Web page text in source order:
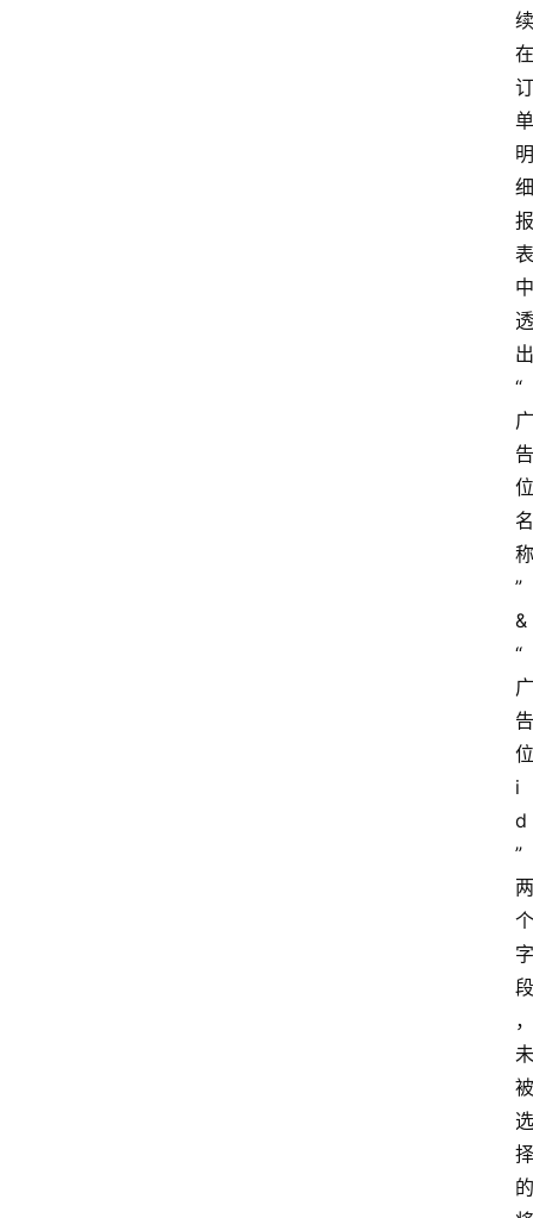
续
在
订
单
明
细
报
表
中
透
出
“
广
告
位
名
称
”
&
“
广
告
位
i
d
”
两
个
字
段
，
未
被
选
择
的